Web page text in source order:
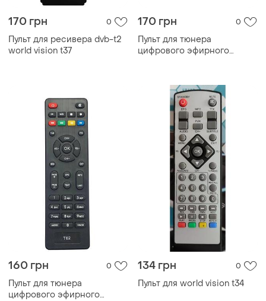
170 грн 0
Пульт для ресивера dvb-t2
world vision t37
170 грн 0
Пульт для тюнера
цифрового эфирного
160 грн 0
Пульт для тюнера
цифрового эфирного
134 грн 0
Пульт для world vision t34